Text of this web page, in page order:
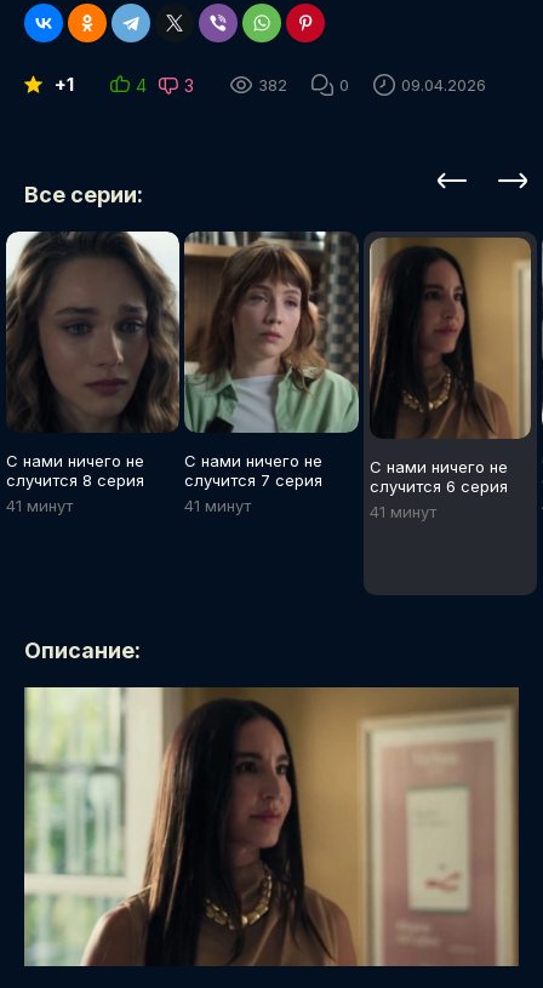
+1 4 3 382 0 09.04.2026
Все серии:
С нами ничего не
случится 8 серия
41 минут
С нами ничего не
случится 7 серия
41 минут
С нами ничего не
случится 6 серия
41 минут
Описание: